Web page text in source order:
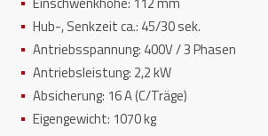
Hub-, Senkzeit ca.: 45/30 sek.
Antriebsspannung: 400V / 3 Phasen
Antriebsleistung: 2,2 kW
Absicherung: 16 A (C/Träge)
Eigengewicht: 1070 kg